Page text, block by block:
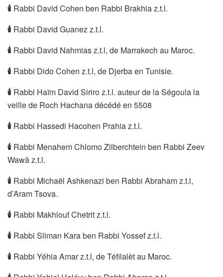
🕯 Rabbi David Cohen ben Rabbi Brakhia z.t.l.
🕯 Rabbi David Guanez z.t.l.
🕯 Rabbi David Nahmias z.t.l, de Marrakech au Maroc.
🕯 Rabbi Dido Cohen z.t.l, de Djerba en Tunisie.
🕯 Rabbi Haïm David Siriro z.t.l. auteur de la Ségoula la
veille de Roch Hachana décédé en 5508
🕯 Rabbi Hassedi Hacohen Prahia z.t.l.
🕯 Rabbi Menahem Chlomo Zilberchtein ben Rabbi Zeev
Wawâ z.t.l.
🕯 Rabbi Michaël Ashkenazi ben Rabbi Abraham z.t.l,
d’Aram Tsova.
🕯 Rabbi Makhlouf Chetrit z.t.l.
🕯 Rabbi Sliman Kara ben Rabbi Yossef z.t.l.
🕯 Rabbi Yéhia Amar z.t.l, de Téfilalèt au Maroc.